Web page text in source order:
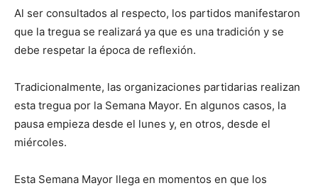
Al ser consultados al respecto, los partidos manifestaron
que la tregua se realizará ya que es una tradición y se
debe respetar la época de reflexión.
Tradicionalmente, las organizaciones partidarias realizan
esta tregua por la Semana Mayor. En algunos casos, la
pausa empieza desde el lunes y, en otros, desde el
miércoles.
Esta Semana Mayor llega en momentos en que los